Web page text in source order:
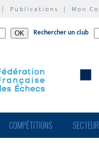
| Publications | Mon
Rechercher un club
COMPÉTITIONS